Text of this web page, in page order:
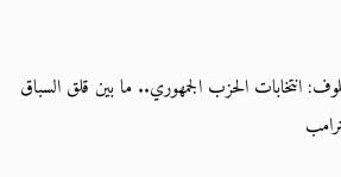
انتخابات الحزب الجمهوري.. ما بين قلق السباق